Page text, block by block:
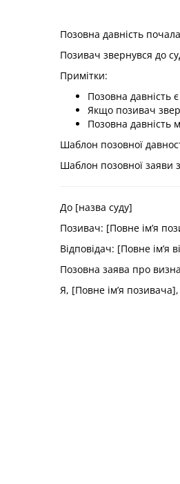
Позовна давність
Позивач звернувся до
Примітки:
Позовна давність
Якщо позивач
Позовна давність
Шаблон позовної
Шаблон позовної заяви
До [назва суду]
Позивач: [Повне ім’я
Відповідач: [Повне ім’я
Позовна заява про
Я, [Повне ім’я